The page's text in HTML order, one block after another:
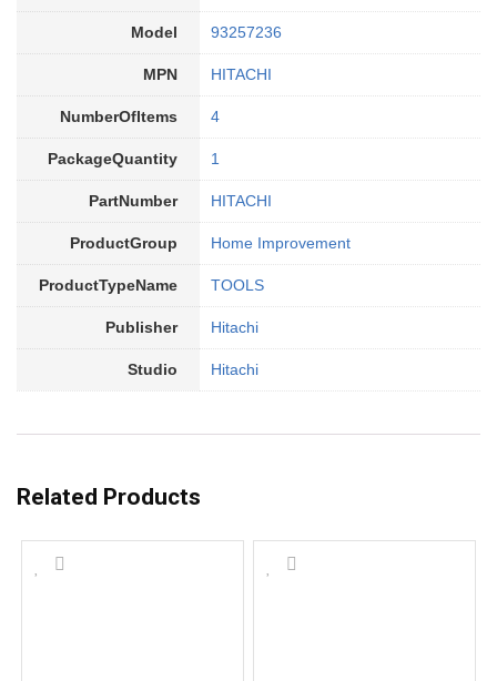
Model 93257236
MPN HITACHI
NumberOfItems 4
PackageQuantity 1
PartNumber HITACHI
ProductGroup Home Improvement
ProductTypeName TOOLS
Publisher Hitachi
Studio Hitachi
Related Products